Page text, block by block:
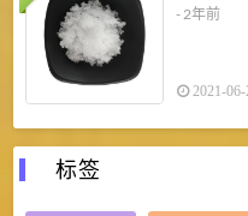
- 2年前
2021-06-
标签